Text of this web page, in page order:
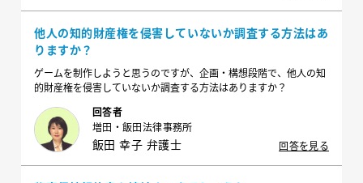
他人の知的財産権を侵害していないか調査する方法はあ
りますか？
ゲームを制作しようと思うのですが、企画・構想段階で、他人の知
的財産権を侵害していないか調査する方法はありますか？
回答者
増田・飯田法律事務所
飯田 幸子 弁護士 回答を見る